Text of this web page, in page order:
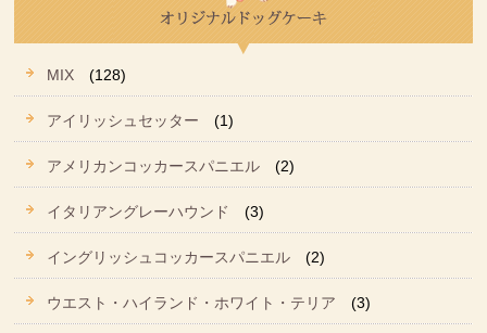
MIX (128)
アイリッシュセッター (1)
アメリカンコッカースパニエル (2)
イタリアングレーハウンド (3)
イングリッシュコッカースパニエル (2)
ウエスト・ハイランド・ホワイト・テリア (3)